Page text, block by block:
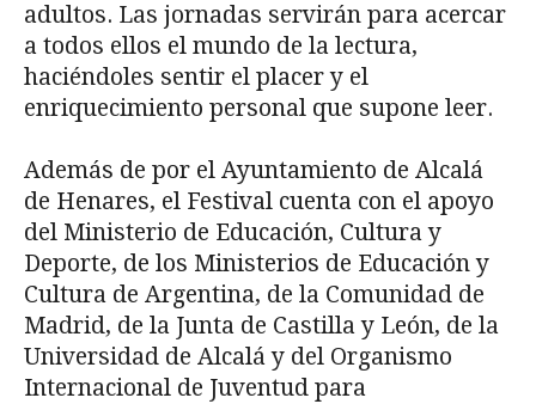
adultos. Las jornadas servirán para acercar
a todos ellos el mundo de la lectura,
haciéndoles sentir el placer y el
enriquecimiento personal que supone leer.
Además de por el Ayuntamiento de Alcalá
de Henares, el Festival cuenta con el apoyo
del Ministerio de Educación, Cultura y
Deporte, de los Ministerios de Educación y
Cultura de Argentina, de la Comunidad de
Madrid, de la Junta de Castilla y León, de la
Universidad de Alcalá y del Organismo
Internacional de Juventud para